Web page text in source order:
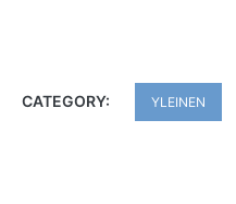
CATEGORY: YLEINEN